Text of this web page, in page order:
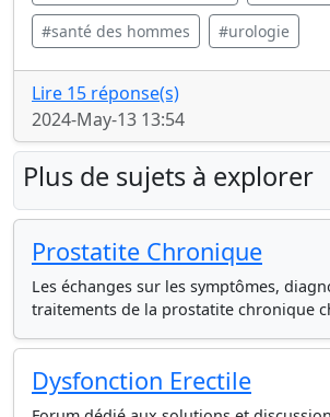
#santé des hommes #urologie
Lire 15 réponse(s)
2024-May-13 13:54
Plus de sujets à explorer
Prostatite Chronique
Les échanges sur les symptômes,
traitements de la prostatite chronique
Dysfonction Erectile